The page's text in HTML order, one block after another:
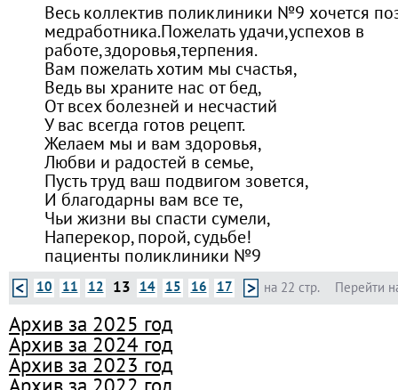
Весь коллектив поликлиники №9 хочется
медработника.Пожелать удачи,успехов в
работе,здоровья,терпения.
Вам пожелать хотим мы счастья,
Ведь вы храните нас от бед,
От всех болезней и несчастий
У вас всегда готов рецепт.
Желаем мы и вам здоровья,
Любви и радостей в семье,
Пусть труд ваш подвигом зовется,
И благодарны вам все те,
Чьи жизни вы спасти сумели,
Наперекор, порой, судьбе!
пациенты поликлиники №9
Перейти
10 11 12 13 14 15 16 17 на 22 стр.
Архив за 2025 год
Архив за 2024 год
Архив за 2023 год